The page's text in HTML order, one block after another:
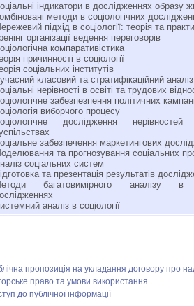
індикатори в дослідженнях образу
методи в соціологічних
підхід в соціології: теорія та
організації ведення переговорів
компаративістика
причинності в соціології
соціальних інститутів
класовий та стратифікаційний аналіз
нерівності в освіті та трудових
забезпезпення політичних
виборчого процесу
дослідження
забезпечення маркетингових
та прогнозування соціальних
соціальних систем
та презентація результатів
багатовимірного аналізу в
аналіз в соціології
пропозиція на укладання договору про
право та умови використання
до публічної інформації